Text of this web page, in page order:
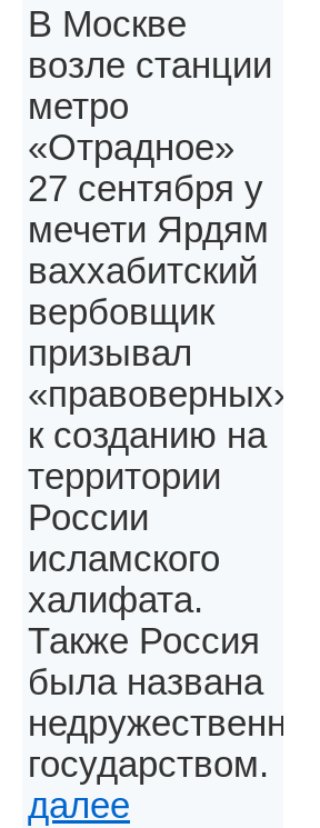
В Москве
возле станции
метро
«Отрадное»
27 сентября у
мечети Ярдям
ваххабитский
вербовщик
призывал
«правоверных»,
к созданию на
территории
России
исламского
халифата.
Также Россия
была названа
недружественным
государством.
далее